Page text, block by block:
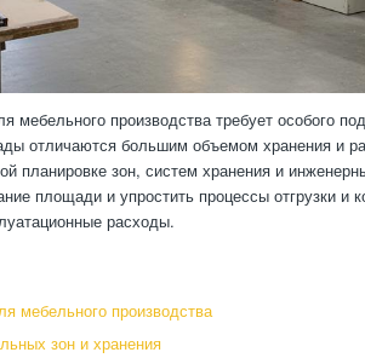
мебельного производства требует особого
отличаются большим объемом хранения и
планировке зон, систем хранения и
площади и упростить процессы отгрузки и
расходы.
мебельного производства
зон и хранения